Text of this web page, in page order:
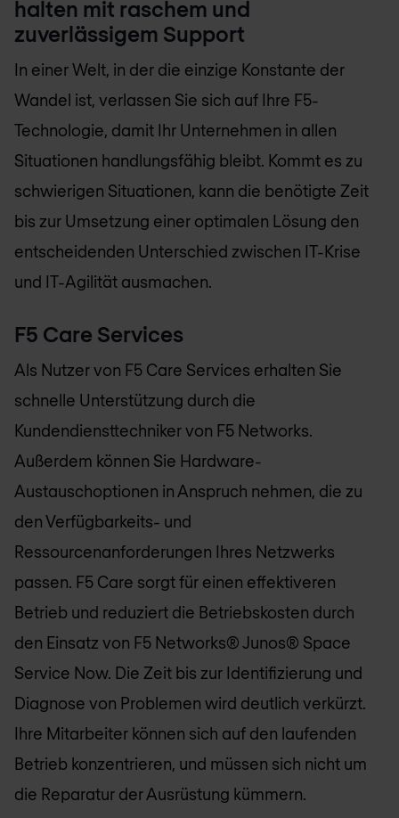
halten mit raschem und
zuverlässigem Support
In einer Welt, in der die einzige Konstante der
Wandel ist, verlassen Sie sich auf Ihre F5-
Technologie, damit Ihr Unternehmen in allen
Situationen handlungsfähig bleibt. Kommt es zu
schwierigen Situationen, kann die benötigte Zeit
bis zur Umsetzung einer optimalen Lösung den
entscheidenden Unterschied zwischen IT-Krise
und IT-Agilität ausmachen.
F5 Care Services
Als Nutzer von F5 Care Services erhalten Sie
schnelle Unterstützung durch die
Kundendiensttechniker von F5 Networks.
Außerdem können Sie Hardware-
Austauschoptionen in Anspruch nehmen, die zu
den Verfügbarkeits- und
Ressourcenanforderungen Ihres Netzwerks
passen. F5 Care sorgt für einen effektiveren
Betrieb und reduziert die Betriebskosten durch
den Einsatz von F5 Networks® Junos® Space
Service Now. Die Zeit bis zur Identifizierung und
Diagnose von Problemen wird deutlich verkürzt.
Ihre Mitarbeiter können sich auf den laufenden
Betrieb konzentrieren, und müssen sich nicht um
die Reparatur der Ausrüstung kümmern.